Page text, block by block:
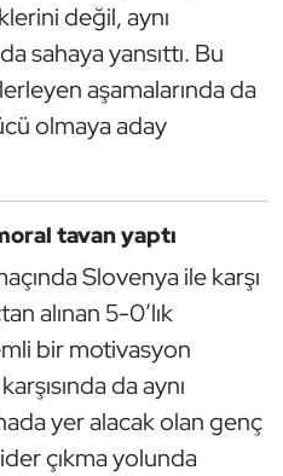
değil, aynı
sahaya yansıttı. Bu
aşamalarında da
olmaya aday
tavan yaptı
Slovenya ile karşı
alınan 5-0’lık
bir motivasyon
da aynı
yer alacak olan genç
çıkma yolunda